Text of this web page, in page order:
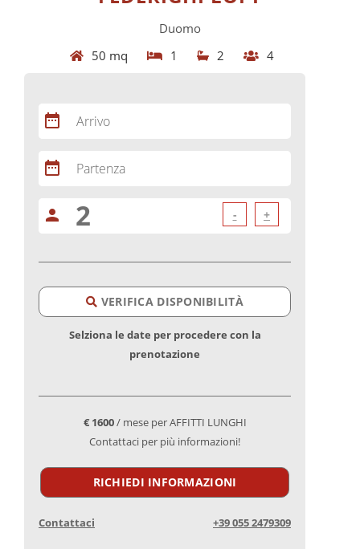
Duomo
50 mq
1 2 4
date_range Arrivo
date_range Partenza
person - +
VERIFICA DISPONIBILITÀ
Selziona le date per procedere con la
prenotazione
€ 1600/ mese per AFFITTI LUNGHI
Contattaci per più informazioni!
RICHIEDI INFORMAZIONI
Contattaci +39 055 2479309